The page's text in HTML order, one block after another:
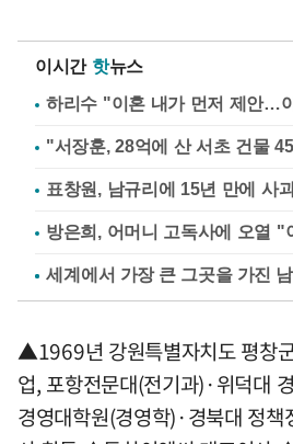
이시간 핫뉴스
하리수 "이혼 내가 먼저 제안…
"서장훈, 28억에 산 서초 건물
표창원, 남규리에 15년 만에 사
방은희, 어머니 고독사에 오열 "
▲1969년 강원특별자치도 평창
업, 포항전문대(전기과)·위덕대
경영대학원(경영학)·경북대 정책